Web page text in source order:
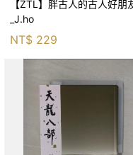
【ZTL】胖古人的古人好朋
_J.ho
NT$ 229